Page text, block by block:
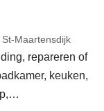
St-Maartensdijk
repareren of
keuken,